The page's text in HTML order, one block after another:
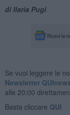
di Ilaria Pugi
Se vuoi leggere le
Newsletter
alle 20:00
Basta cliccare QUI